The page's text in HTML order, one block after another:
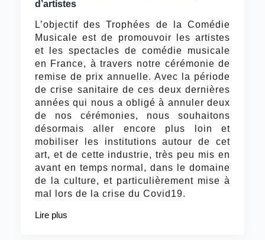
d’artistes
L’objectif des Trophées de la Comédie
Musicale est de promouvoir les artistes
et les spectacles de comédie musicale
en France, à travers notre cérémonie de
remise de prix annuelle. Avec la période
de crise sanitaire de ces deux dernières
années qui nous a obligé à annuler deux
de nos cérémonies, nous souhaitons
désormais aller encore plus loin et
mobiliser les institutions autour de cet
art, et de cette industrie, très peu mis en
avant en temps normal, dans le domaine
de la culture, et particulièrement mise à
mal lors de la crise du Covid19.
Lire plus